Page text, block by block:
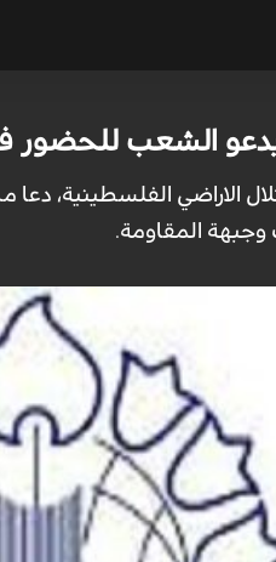
الشعب للحضور
الاراضي الفلسطينية،
المقاومة.